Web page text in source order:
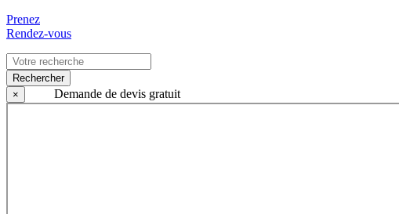
Prenez
Rendez-vous
Rechercher
×
Demande de devis gratuit